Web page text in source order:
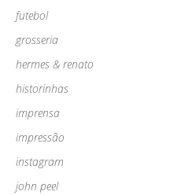
futebol
grosseria
hermes & renato
historinhas
imprensa
impressão
instagram
john peel